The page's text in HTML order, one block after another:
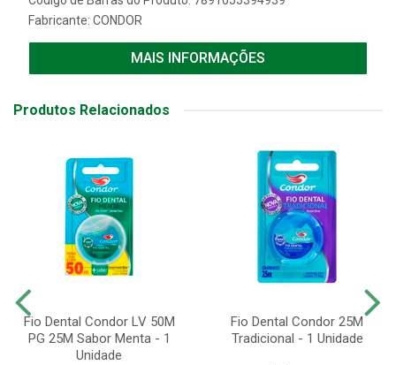
Fabricante: CONDOR
MAIS INFORMAÇÕES
Produtos Relacionados
Fio Dental Condor LV 50M
PG 25M Sabor Menta - 1
Unidade
Fio Dental Condor 25M
Tradicional - 1 Unidade